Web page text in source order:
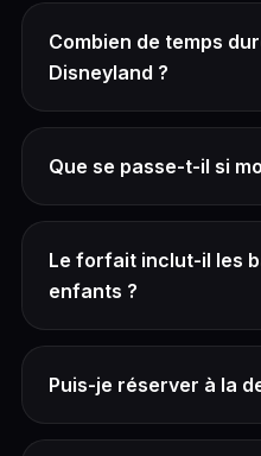
Combien de temps
Disneyland ?
Que se passe-t-il si
Le forfait inclut-il les
enfants ?
Puis-je réserver à la